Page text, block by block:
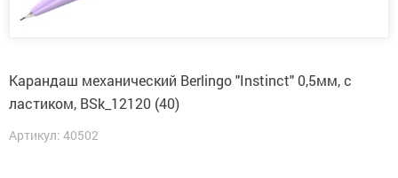
Карандаш механический Berlingo "Instinct" 0,5мм, с
ластиком, BSk_12120 (40)
Артикул: 40502